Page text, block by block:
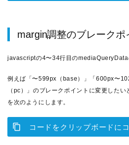
margin調整のブレークポ
javascriptの4〜34行目のmediaQueryData
例えば「〜599px（base）」「600px〜
（pc）」のブレークポイントに変更した
を次のようにします。
コードをクリップボードに